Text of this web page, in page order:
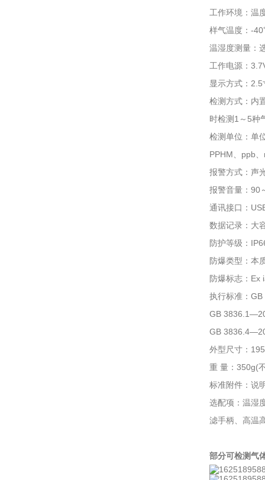
工作环境：温
样气温度：-
温湿度测量：
工作电源：
显示方式：
检测方式：内
时检测1～5种
检测单位：单
PPHM、ppb
报警方式：声
报警音量：90
通讯接口：
数据记录：大
防护等级：
防爆类型：本
防爆标志：Ex
执行标准：
GB
GB
外型尺寸：
重 量：350g(
标准附件：说
选配项：温湿
滤手柄、高温
部分可检测气